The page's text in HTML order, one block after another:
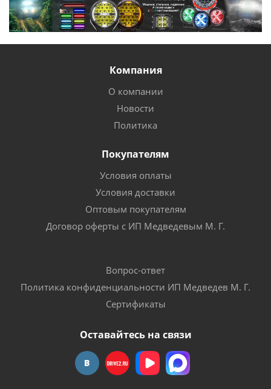
Компания
О компании
Новости
Политика
Покупателям
Условия оплаты
Условия доставки
Оптовым покупателям
Договор оферты с ИП Медведевым М. Г.
Вопрос-ответ
Политика конфиденциальности ИП Медведев М. Г.
Сертификаты
Оставайтесь на связи